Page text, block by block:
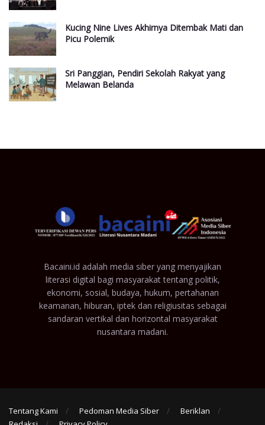
Kucing Nine Lives Akhirnya Ditembak Mati dan
Picu Polemik
Sri Panggian, Pendiri Sekolah Rakyat yang
Melawan Belanda
Bacaini.id adalah media siber yang menyajikan
literasi digital bagi masyarakat tentang politik,
ekonomi, sosial, budaya, hukum, pertahanan
keamanan, hiburan, iptek dan religiusitas sebagai
sandaran vertikal dan horizontal masyarakat
nusantara madani.
Tentang Kami Pedoman Media Siber
Beriklan